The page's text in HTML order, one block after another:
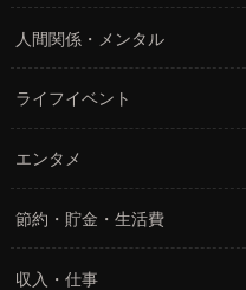
人間関係・メンタル
ライフイベント
エンタメ
節約・貯金・生活費
収入・仕事